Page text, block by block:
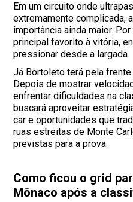
Em um circuito onde
extremamente complicada,
importância ainda maior.
principal favorito à vitória,
pressionar desde a largada.
Já Bortoleto terá pela
Depois de mostrar
enfrentar dificuldades na
buscará aproveitar
car e oportunidades que
ruas estreitas de Monte
previstas para a prova.
Como ficou o grid
Mônaco após a